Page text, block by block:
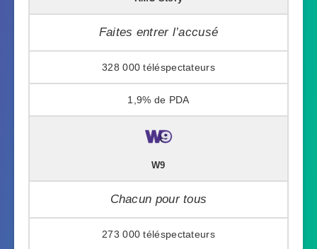
Faites entrer l’accusé
328 000
1,9%
W9
Chacun pour tous
273 000